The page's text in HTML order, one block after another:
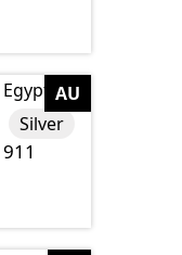
AU
Silver